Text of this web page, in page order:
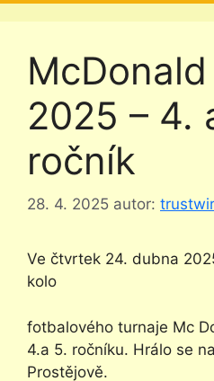
2025 – 4.
ročník
28. 4. 2025 autor:
Ve čtvrtek 24. dubna
kolo
fotbalového turnaje Mc
4.a 5. ročníku. Hrálo se
Prostějově.